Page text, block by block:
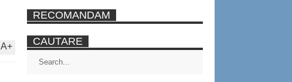
A+
RECOMANDAM
CAUTARE